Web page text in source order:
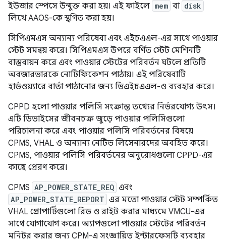
ইউজার স্পেসে উন্মুক্ত করা হয়। এই ফাইলে mem বা disk
লিখে AAOS-কে স্থগিত করা হয়।
সিপিএমএস অন্যান্য পরিষেবা এবং এইচএএল-এর সাথে পাওয়ার
স্টেট সমন্বয় করে। সিপিএমএস উপরে বর্ণিত স্টেট মেশিনটি
বাস্তবায়ন করে এবং পাওয়ার স্টেটের পরিবর্তন ঘটলে প্রতিটি
অবজারভারকে নোটিফিকেশন পাঠায়। এই পরিষেবাটি
হার্ডওয়্যারে বার্তা পাঠানোর জন্য ভিএইচএএল-ও ব্যবহার করে।
CPPD হলো পাওয়ার পলিসি সংক্রান্ত তথ্যের নির্ভরযোগ্য উৎস।
এটি ডিভাইসের জীবনচক্র জুড়ে পাওয়ার পলিসিগুলো
পরিচালনা করে এবং পাওয়ার পলিসি পরিবর্তনের বিষয়ে
CPMS, VHAL ও অন্যান্য নেটিভ লিসেনারদের অবহিত করে।
CPMS, পাওয়ার পলিসি পরিবর্তনের অনুরোধগুলো CPPD-এর
কাছে প্রেরণ করে।
CPMS AP_POWER_STATE_REQ এবং
AP_POWER_STATE_REPORT এর মতো পাওয়ার স্টেট সম্পর্কিত
VHAL প্রোপার্টিগুলো রিড ও রাইট করার মাধ্যমে VMCU-এর
সাথে যোগাযোগ করে। অ্যাপগুলো পাওয়ার স্টেটের পরিবর্তন
মনিটর করার জন্য CPM-এ সংজ্ঞায়িত ইন্টারফেসটি ব্যবহার